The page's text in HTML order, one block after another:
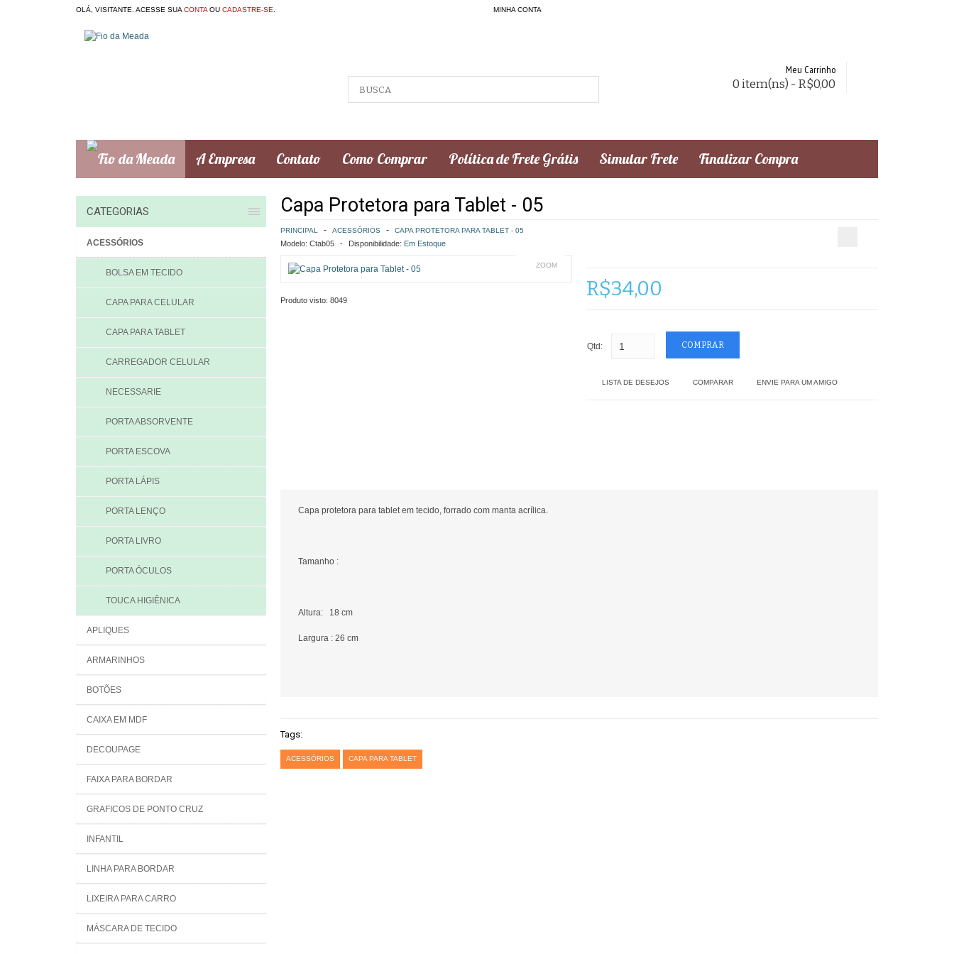
OLÁ, VISITANTE. ACESSE SUA CONTA OU CADASTRE-SE MINHA CONTA
Meu Carrinho
0 item(ns) - R$0,00
A Empresa Contato Como Comprar Política de Frete Grátis Simular Frete Finalizar Compra
CATEGORIAS
ACESSÓRIOS
BOLSA EM TECIDO
CAPA PARA CELULAR
CAPA PARA TABLET
CARREGADOR CELULAR
NECESSARIE
PORTA ABSORVENTE
PORTA ESCOVA
PORTA LÁPIS
PORTA LENÇO
PORTA LIVRO
PORTA ÓCULOS
TOUCA HIGIÊNICA
APLIQUES
ARMARINHOS
BOTÕES
CAIXA EM MDF
DECOUPAGE
FAIXA PARA BORDAR
GRAFICOS DE PONTO CRUZ
INFANTIL
LINHA PARA BORDAR
LIXEIRA PARA CARRO
MÁSCARA DE TECIDO
Capa Protetora para Tablet - 05
PRINCIPAL ACESSÓRIOS CAPA PROTETORA PARA TABLET - 05
Modelo: Ctab05 Disponibilidade: Em Estoque
ZOOM
Produto visto: 8049 R$34,00
Qtd:
LISTA DE DESEJOS COMPARAR ENVIE PARA UM AMIGO
Capa protetora para tablet em tecido, forrado com manta acrílica.
Tamanho :
Altura: 18 cm
Largura : 26 cm
Tags:
ACESSÓRIOS CAPA PARA TABLET